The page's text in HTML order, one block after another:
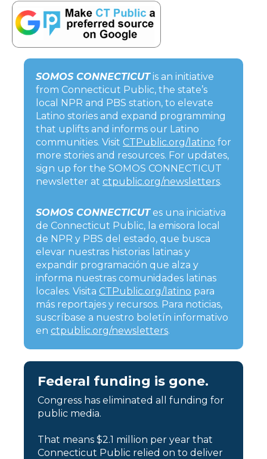
SOMOS CONNECTICUTis an initiative
from Connecticut Public, the state’s
local NPR and PBS station, to elevate
Latino stories and expand programming
that uplifts and informs our Latino
communities. Visit CTPublic.org/latino for
more stories and resources. For updates,
sign up for the SOMOS CONNECTICUT
newsletter at ctpublic.org/newsletters.
SOMOS CONNECTICUTes una iniciativa
de Connecticut Public, la emisora local
de NPR y PBS del estado, que busca
elevar nuestras historias latinas y
expandir programación que alza y
informa nuestras comunidades latinas
locales. Visita CTPublic.org/latino para
más reportajes y recursos. Para noticias,
suscríbase a nuestro boletín informativo
en ctpublic.org/newsletters.
Federal funding is gone.
Congress has eliminated all funding for
public media.
That means $2.1 million per year that
Connecticut Public relied on to deliver